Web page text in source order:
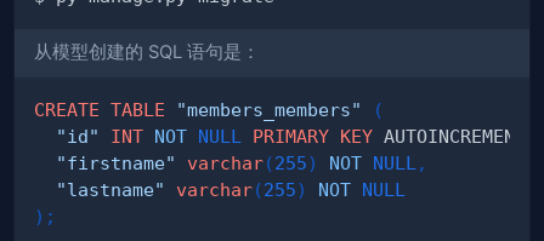
从模型创建的 SQL 语句是：
CREATE TABLE "members_members"
(
"id"
INT NOT NULL PRIMARY KEY AUTOINCREMENT
"firstname"
varchar(255) NOT NULL ,
"lastname"
varchar(255) NOT NULL
) ;